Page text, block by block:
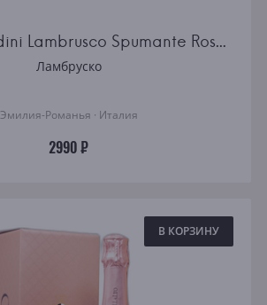
Venturini Baldini Lambrusco Spumante Rosato Brut Cadelvento
Ламбруско
Эмилия-Романья · Италия
2990 ₽
В КОРЗИНУ